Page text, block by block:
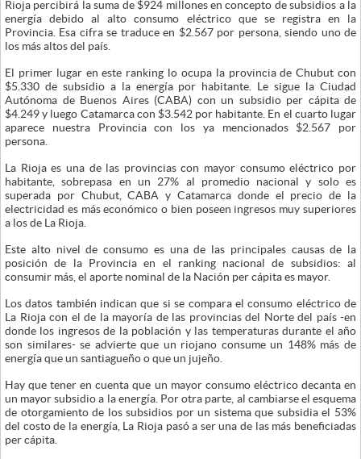
Rioja percibirá la suma de $924 millones en concepto de subsidios a la
energía debido al alto consumo eléctrico que se registra en la
Provincia. Esa cifra se traduce en $2.567 por persona, siendo uno de
los más altos del país.
El primer lugar en este ranking lo ocupa la provincia de Chubut con
$5.330 de subsidio a la energía por habitante. Le sigue la Ciudad
Autónoma de Buenos Aires (CABA) con un subsidio per cápita de
$4.249 y luego Catamarca con $3.542 por habitante. En el cuarto lugar
aparece nuestra Provincia con los ya mencionados $2.567 por
persona.
La Rioja es una de las provincias con mayor consumo eléctrico por
habitante, sobrepasa en un 27% al promedio nacional y solo es
superada por Chubut, CABA y Catamarca donde el precio de la
electricidad es más económico o bien poseen ingresos muy superiores
a los de La Rioja.
Este alto nivel de consumo es una de las principales causas de la
posición de la Provincia en el ranking nacional de subsidios: al
consumir más, el aporte nominal de la Nación per cápita es mayor.
Los datos también indican que si se compara el consumo eléctrico de
La Rioja con el de la mayoría de las provincias del Norte del país -en
donde los ingresos de la población y las temperaturas durante el año
son similares- se advierte que un riojano consume un 148% más de
energía que un santiagueño o que un jujeño.
Hay que tener en cuenta que un mayor consumo eléctrico decanta en
un mayor subsidio a la energía. Por otra parte, al cambiarse el esquema
de otorgamiento de los subsidios por un sistema que subsidia el 53%
del costo de la energía, La Rioja pasó a ser una de las más beneficiadas
per cápita.